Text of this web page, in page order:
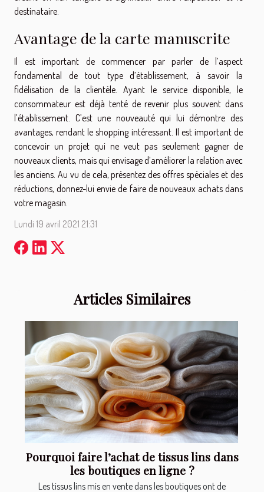
destinataire.
Avantage de la carte manuscrite
Il est important de commencer par parler de l’aspect
fondamental de tout type d’établissement, à savoir la
fidélisation de la clientèle. Ayant le service disponible, le
consommateur est déjà tenté de revenir plus souvent dans
l’établissement. C’est une nouveauté qui lui démontre des
avantages, rendant le shopping intéressant. Il est important de
concevoir un projet qui ne veut pas seulement gagner de
nouveaux clients, mais qui envisage d’améliorer la relation avec
les anciens. Au vu de cela, présentez des offres spéciales et des
réductions, donnez-lui envie de faire de nouveaux achats dans
votre magasin.
Lundi 19 avril 2021 21:31
Articles Similaires
Pourquoi faire l’achat de tissus lins dans
les boutiques en ligne ?
Les tissus lins mis en vente dans les boutiques ont de